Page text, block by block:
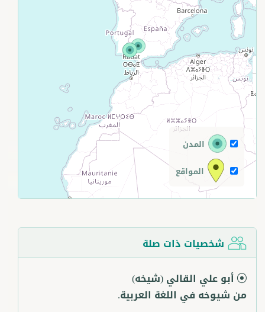
المدن
المواقع
شخصيات ذات صلة
أبو علي القالي(شيخه)
من شيوخه في اللغة العربية.